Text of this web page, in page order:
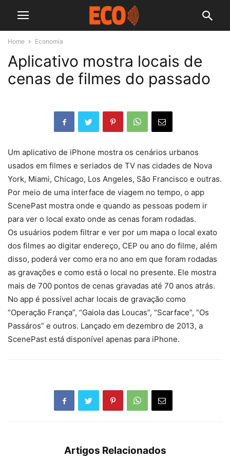
Home Economia
Aplicativo mostra locais de
cenas de filmes do passado
Um aplicativo de iPhone mostra os cenários urbanos
usados em filmes e seriados de TV nas cidades de Nova
York, Miami, Chicago, Los Angeles, São Francisco e outras.
Por meio de uma interface de viagem no tempo, o app
ScenePast mostra onde e quando as pessoas podem ir
para ver o local exato onde as cenas foram rodadas.
Os usuários podem filtrar e ver por um mapa o local exato
dos filmes ao digitar endereço, CEP ou ano do filme, além
disso, poderá ver como era no ano em que foram rodadas
as gravações e como está o local no presente. Ele mostra
mais de 700 pontos de cenas gravadas até 70 anos atrás.
No app é possível achar locais de gravação como
“Operação França”, “Gaiola das Loucas”, “Scarface”, “Os
Passáros” e outros. Lançado em dezembro de 2013, a
ScenePast está disponível apenas para iPhone.
Artigos Relacionados